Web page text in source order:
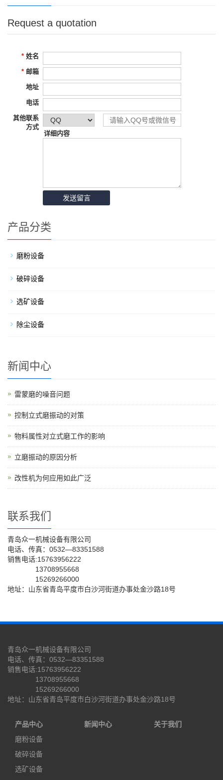
Request a quotation
姓名
邮箱
地址
电话
其他联系
方式
详细内容
产品分类
磨粉设备
破碎设备
选矿设备
除尘设备
新闻中心
雷蒙磨的噪音问题
控制立式磨振动的对策
物料属性对立式磨工作的影响
立磨振动的原因分析
改性机为何应用如此广泛
联系我们
青岛众一机械设备有限公司
电话、传真：0532—83351588
销售电话:15763956222
13708955668
15269266000
地址：山东省青岛平度市白沙河街道办事处金沙路18号
青岛众一机械设备有限公司
电话、传真：0532—83351588
销售电话:15763956222
13708955668
15269266000
地址：山东省青岛平度市白沙河街道办事处金沙路18号
产品中心
磨粉设备
破碎设备
选矿设备
新闻中心 关于我们